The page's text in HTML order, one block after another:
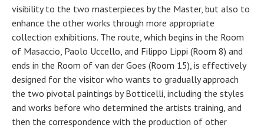
visibility to the two masterpieces by the Master, but also to
enhance the other works through more appropriate
collection exhibitions. The route, which begins in the Room
of Masaccio, Paolo Uccello, and Filippo Lippi (Room 8) and
ends in the Room of van der Goes (Room 15), is effectively
designed for the visitor who wants to gradually approach
the two pivotal paintings by Botticelli, including the styles
and works before who determined the artists training, and
then the correspondence with the production of other